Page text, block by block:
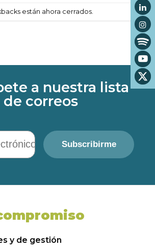
están ahora cerrados.
a nuestra lista
de correos
Subscribirme
y de gestión